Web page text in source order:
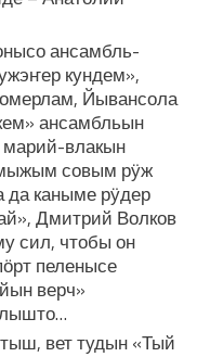
ансамбль-
кундем»,
Йывансола
ансамбльын
влакын
совым рӱж
да каныме рӱдер
Дмитрий Волков
сил, чтобы он
пеленысе
верч»
вет тудын «Тый